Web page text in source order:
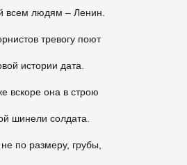
всем людям – Ленин.
тревогу поют
истории дата.
вскоре она в строю
шинели солдата.
по размеру, грубы,